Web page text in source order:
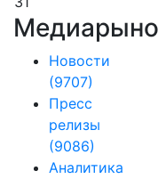
Новости
(9707)
Пресс
релизы
(9086)
Аналитика